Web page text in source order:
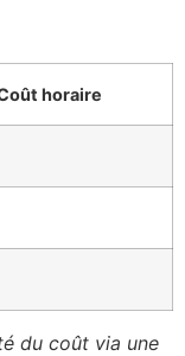
horaire
du coût via une